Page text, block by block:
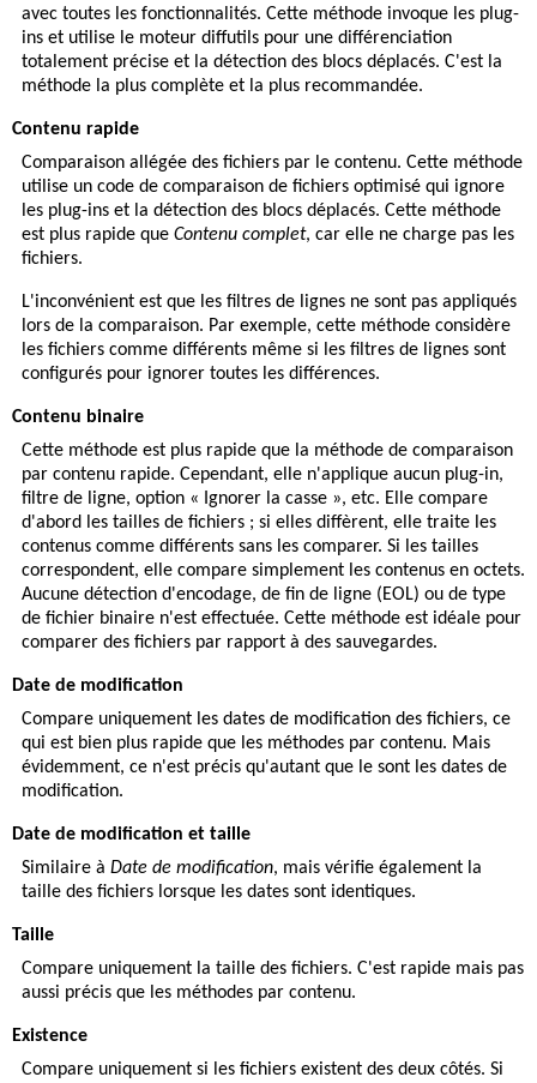
avec toutes les fonctionnalités. Cette méthode invoque les plug-
ins et utilise le moteur diffutils pour une différenciation
totalement précise et la détection des blocs déplacés. C'est la
méthode la plus complète et la plus recommandée.
Contenu rapide
Comparaison allégée des fichiers par le contenu. Cette méthode
utilise un code de comparaison de fichiers optimisé qui ignore
les plug-ins et la détection des blocs déplacés. Cette méthode
est plus rapide que Contenu complet, car elle ne charge pas les
fichiers.
L'inconvénient est que les filtres de lignes ne sont pas appliqués
lors de la comparaison. Par exemple, cette méthode considère
les fichiers comme différents même si les filtres de lignes sont
configurés pour ignorer toutes les différences.
Contenu binaire
Cette méthode est plus rapide que la méthode de comparaison
par contenu rapide. Cependant, elle n'applique aucun plug-in,
filtre de ligne, option « Ignorer la casse », etc. Elle compare
d'abord les tailles de fichiers ; si elles diffèrent, elle traite les
contenus comme différents sans les comparer. Si les tailles
correspondent, elle compare simplement les contenus en octets.
Aucune détection d'encodage, de fin de ligne (EOL) ou de type
de fichier binaire n'est effectuée. Cette méthode est idéale pour
comparer des fichiers par rapport à des sauvegardes.
Date de modification
Compare uniquement les dates de modification des fichiers, ce
qui est bien plus rapide que les méthodes par contenu. Mais
évidemment, ce n'est précis qu'autant que le sont les dates de
modification.
Date de modification et taille
Similaire à Date de modification, mais vérifie également la
taille des fichiers lorsque les dates sont identiques.
Taille
Compare uniquement la taille des fichiers. C'est rapide mais pas
aussi précis que les méthodes par contenu.
Existence
Compare uniquement si les fichiers existent des deux côtés. Si